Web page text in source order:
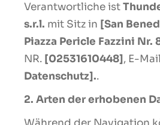
Verantwortliche ist
s.r.l. mit Sitz in [San
Piazza Pericle Fazzini Nr.
NR. [02531610448] , E-
Datenschutz]..
2. Arten der erhobenen